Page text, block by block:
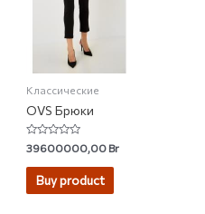
Классические
OVS Брюки
Rated
0
out
39600000,00Br
Buy product